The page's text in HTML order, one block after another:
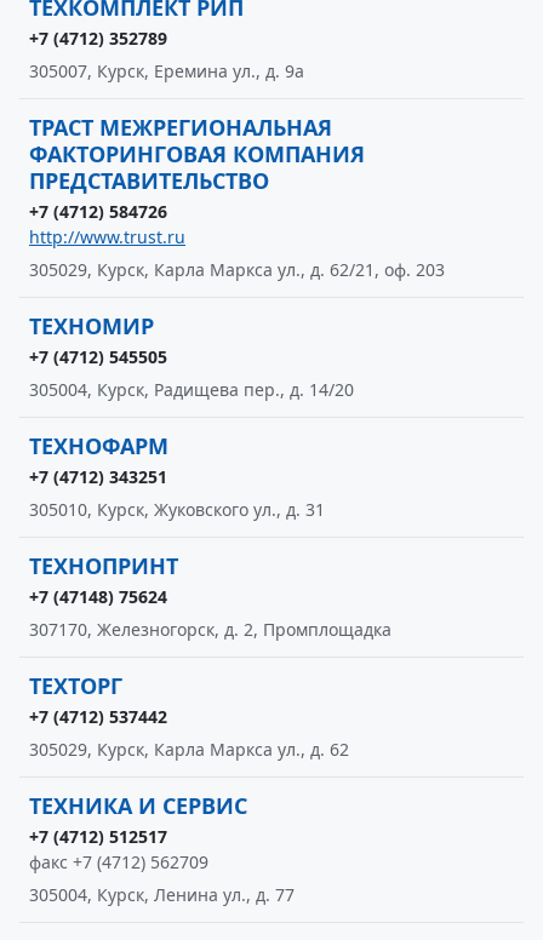
ТЕХКОМПЛЕКТ РИП
+7 (4712) 352789
305007, Курск, Еремина ул., д. 9а
ТРАСТ МЕЖРЕГИОНАЛЬНАЯ
ФАКТОРИНГОВАЯ КОМПАНИЯ
ПРЕДСТАВИТЕЛЬСТВО
+7 (4712) 584726
http://www.trust.ru
305029, Курск, Карла Маркса ул., д. 62/21, оф. 203
ТЕХНОМИР
+7 (4712) 545505
305004, Курск, Радищева пер., д. 14/20
ТЕХНОФАРМ
+7 (4712) 343251
305010, Курск, Жуковского ул., д. 31
ТЕХНОПРИНТ
+7 (47148) 75624
307170, Железногорск, д. 2, Промплощадка
ТЕХТОРГ
+7 (4712) 537442
305029, Курск, Карла Маркса ул., д. 62
ТЕХНИКА И СЕРВИС
+7 (4712) 512517
факс +7 (4712) 562709
305004, Курск, Ленина ул., д. 77